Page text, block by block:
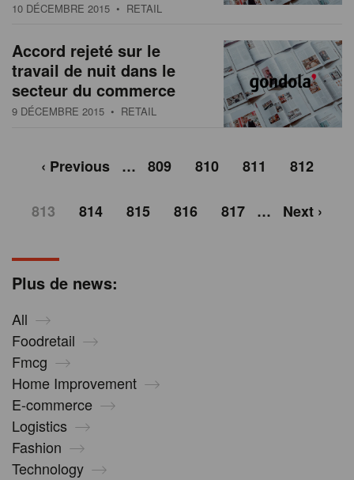
Plus de news:
All
Foodretail
Fmcg
Home Improvement
E-commerce
Logistics
Fashion
Technology
10 DÉCEMBRE 2015 • RETAIL
Accord rejeté sur le
travail de nuit dans le
secteur du commerce
9 DÉCEMBRE 2015 • RETAIL
‹ Previous … 809 810 811 812
813 814 815 816 817 … Next ›